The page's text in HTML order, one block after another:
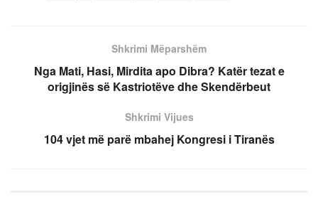
Shkrimi Mëparshëm
Nga Mati, Hasi, Mirdita apo Dibra? Katër tezat e
origjinës së Kastriotëve dhe Skendërbeut
Shkrimi Vijues
104 vjet më parë mbahej Kongresi i Tiranës